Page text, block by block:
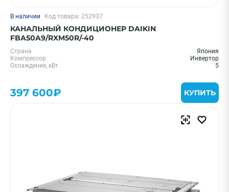
В наличии Код товара: 252937
КАНАЛЬНЫЙ КОНДИЦИОНЕР DAIKIN
FBA50A9/RXM50R/-40
Страна
Япония
Компрессор
Инвертор
Охлаждение, кВт
5
397 600₽ КУПИТЬ